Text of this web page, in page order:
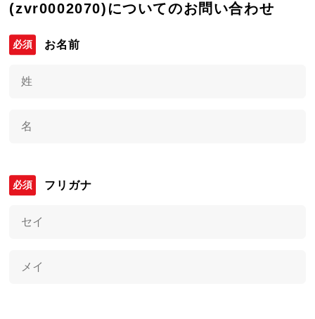
(zvr0002070)についてのお問い合わせ
お名前
フリガナ